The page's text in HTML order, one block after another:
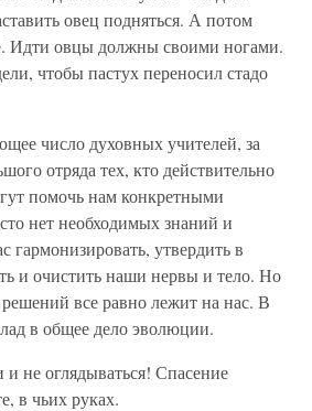
овец подняться. А потом
Идти овцы должны своими ногами.
чтобы пастух переносил стадо
число духовных учителей, за
отряда тех, кто действительно
помочь нам конкретными
нет необходимых знаний и
гармонизировать, утвердить в
и очистить наши нервы и тело. Но
все равно лежит на нас. В
в общее дело эволюции.
не оглядываться! Спасение
в чьих руках.